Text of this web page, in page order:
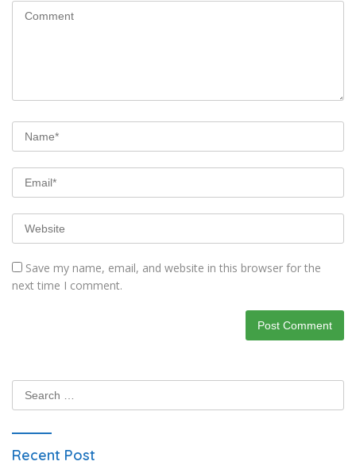
Save my name, email, and website in this browser for the
next time I comment.
Search
for:
Recent Post